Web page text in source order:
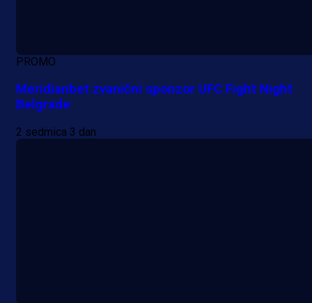
PROMO
Meridianbet zvanični sponzor UFC Fight Night
Belgrade
2 sedmica 3 dan